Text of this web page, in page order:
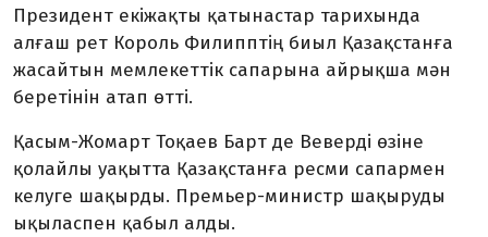
Президент екіжақты қатынастар тарихында
алғаш рет Король Филипптің биыл Қазақстанға
жасайтын мемлекеттік сапарына айрықша мән
беретінін атап өтті.
Қасым-Жомарт Тоқаев Барт де Веверді өзіне
қолайлы уақытта Қазақстанға ресми сапармен
келуге шақырды. Премьер-министр шақыруды
ықыласпен қабыл алды.